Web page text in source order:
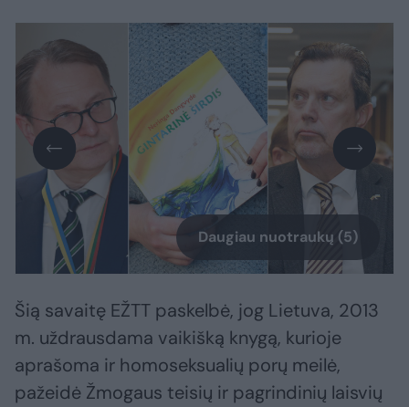
Daugiau nuotraukų (5)
Šią savaitę EŽTT paskelbė, jog Lietuva, 2013
m. uždrausdama vaikišką knygą, kurioje
aprašoma ir homoseksualių porų meilė,
pažeidė Žmogaus teisių ir pagrindinių laisvių